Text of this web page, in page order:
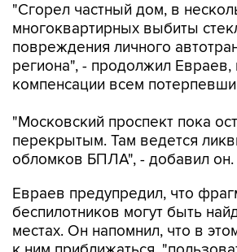
"Сгорел частный дом, в
многоквартирных выбиты
повреждения личного
региона", - продолжил
компенсации всем
"Московский проспект пока
перекрытым. Там ведется
обломков БПЛА", - добавил он.
Евраев предупредил, что
беспилотников могут быть
местах. Он напомнил, что в